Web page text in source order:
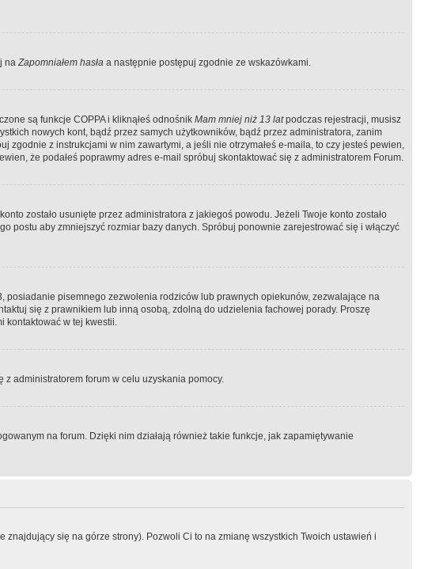
naZapomniałem hasła a następnie postępuj zgodnie ze wskazówkami.
są funkcje COPPA i kliknąłeś odnośnik Mam mniej niż 13 latpodczas rejestracji, musisz
nowych kont, bądź przez samych użytkowników, bądź przez administratora, zanim
z instrukcjami w nim zawartymi, a jeśli nie otrzymałeś e-maila, to czy jesteś pewien,
że podałeś poprawmy adres e-mail spróbuj skontaktować się z administratorem Forum.
zostało usunięte przez administratora z jakiegoś powodu. Jeżeli Twoje konto zostało
postu aby zmniejszyć rozmiar bazy danych. Spróbuj ponownie zarejestrować się i włączyć
pisemnego zezwolenia rodziców lub prawnych opiekunów, zezwalające na
się z prawnikiem lub inną osobą, zdolną do udzielenia fachowej porady. Proszę
kontaktować w tej kwestii.
z administratorem forum w celu uzyskania pomocy.
na forum. Dzięki nim działają również takie funkcje, jak zapamiętywanie
znajdujący się na górze strony). Pozwoli Ci to na zmianę wszystkich Twoich ustawień i